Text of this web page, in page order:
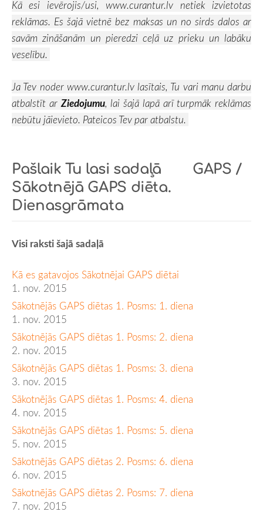
Kā esi ievērojis/usi, www.curantur.lv netiek izvietotas
reklāmas. Es šajā vietnē bez maksas un no sirds dalos ar
savām zināšanām un pieredzi ceļā uz prieku un labāku
veselību.
Ja Tev noder www.curantur.lvlasītais, Tu vari manu darbu
atbalstīt ar Ziedojumu, lai šajā lapā arī turpmāk reklāmas
nebūtu jāievieto. Pateicos Tev par atbalstu.
Pašlaik Tu lasi sadaļā GAPS /
Sākotnējā GAPS diēta.
Dienasgrāmata
Visi raksti šajā sadaļā
Kā es gatavojos Sākotnējai GAPS diētai
1. nov. 2015
Sākotnējās GAPS diētas 1. Posms: 1. diena
1. nov. 2015
Sākotnējās GAPS diētas 1. Posms: 2. diena
2. nov. 2015
Sākotnējās GAPS diētas 1. Posms: 3. diena
3. nov. 2015
Sākotnējās GAPS diētas 1. Posms: 4. diena
4. nov. 2015
Sākotnējās GAPS diētas 1. Posms: 5. diena
5. nov. 2015
Sākotnējās GAPS diētas 2. Posms: 6. diena
6. nov. 2015
Sākotnējās GAPS diētas 2. Posms: 7. diena
7. nov. 2015